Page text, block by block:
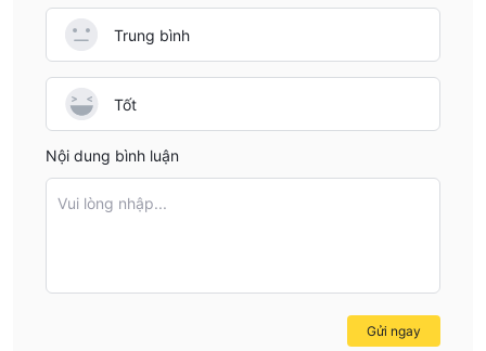
Trung bình
Tốt
Nội dung bình luận
Vui lòng nhập...
Gửi ngay